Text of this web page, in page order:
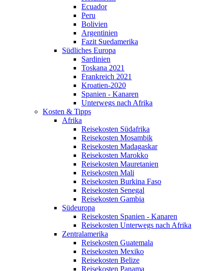
Ecuador
Peru
Bolivien
Argentinien
Fazit Suedamerika
Südliches Europa
Sardinien
Toskana 2021
Frankreich 2021
Kroatien-2020
Spanien - Kanaren
Unterwegs nach Afrika
Kosten & Tipps
Afrika
Reisekosten Südafrika
Reisekosten Mosambik
Reisekosten Madagaskar
Reisekosten Marokko
Reisekosten Mauretanien
Reisekosten Mali
Reisekosten Burkina Faso
Reisekosten Senegal
Reisekosten Gambia
Südeuropa
Reisekosten Spanien - Kanaren
Reisekosten Unterwegs nach Afrika
Zentralamerika
Reisekosten Guatemala
Reisekosten Mexiko
Reisekosten Belize
Reisekosten Panama